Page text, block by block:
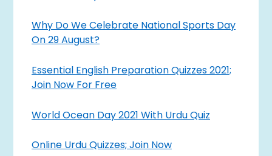
Why Do We Celebrate National Sports Day
On 29 August?
Essential English Preparation Quizzes 2021;
Join Now For Free
World Ocean Day 2021 With Urdu Quiz
Online Urdu Quizzes; Join Now